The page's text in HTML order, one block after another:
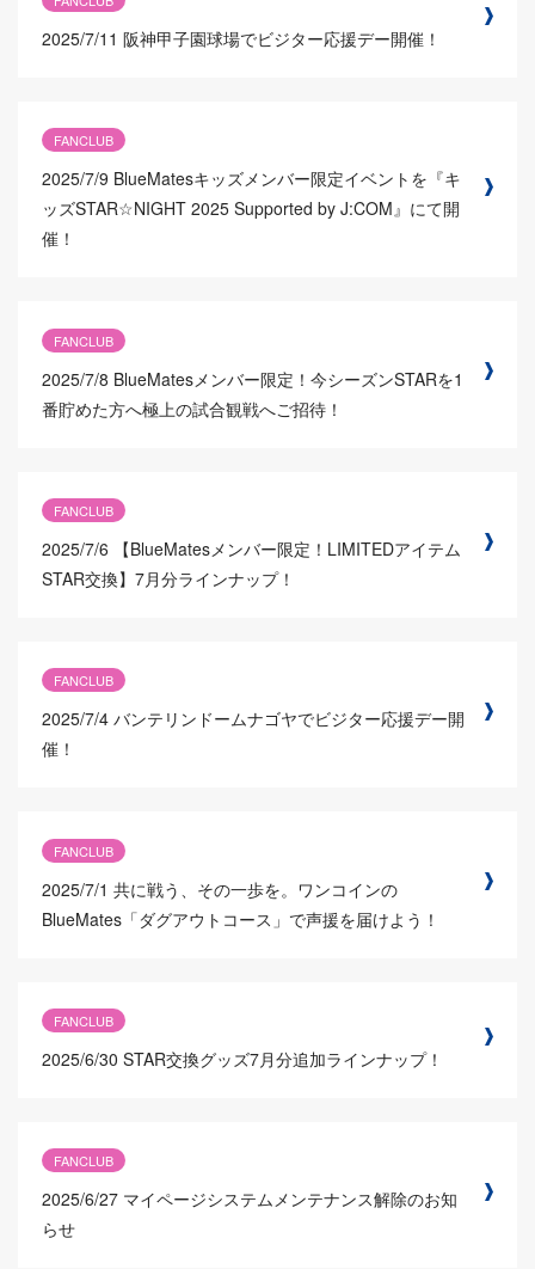
2025/7/11 阪神甲子園球場でビジター応援デー開催！
FANCLUB
2025/7/9 BlueMatesキッズメンバー限定イベントを『キ
ッズSTAR☆NIGHT 2025 Supported by J:COM』にて開
催！
FANCLUB
2025/7/8 BlueMatesメンバー限定！今シーズンSTARを1
番貯めた方へ極上の試合観戦へご招待！
FANCLUB
2025/7/6
【BlueMatesメンバー限定！LIMITEDアイテム
STAR交換】7月分ラインナップ！
FANCLUB
2025/7/4 バンテリンドームナゴヤでビジター応援デー開
催！
FANCLUB
2025/7/1 共に戦う、その一歩を。ワンコインの
BlueMates「ダグアウトコース」で声援を届けよう！
FANCLUB
2025/6/30 STAR交換グッズ7月分追加ラインナップ！
FANCLUB
2025/6/27 マイページシステムメンテナンス解除のお知
らせ